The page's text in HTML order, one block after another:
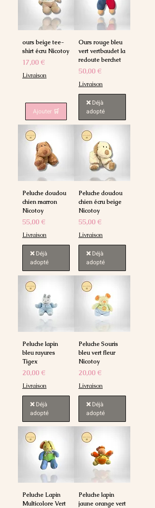
ours beige tee-
shirt écru Nicotoy
Prix
17,00 €
Livraison
Ajouter 🛒
Ours rouge bleu
vert vertbaudet la
redoute berchet
Prix
50,00 €
Livraison
❌ Déjà
adopté
Peluche doudou
chien marron
Nicotoy
Prix
55,00 €
Livraison
❌ Déjà
adopté
Peluche doudou
chien écru beige
Nicotoy
Prix
55,00 €
Livraison
❌ Déjà
adopté
Peluche lapin
bleu rayures
Tigex
Prix
20,00 €
Livraison
❌ Déjà
adopté
Peluche Souris
bleu vert fleur
Nicotoy
Prix
20,00 €
Livraison
❌ Déjà
adopté
Peluche Lapin
Multicolore Vert
Peluche lapin
jaune orange vert